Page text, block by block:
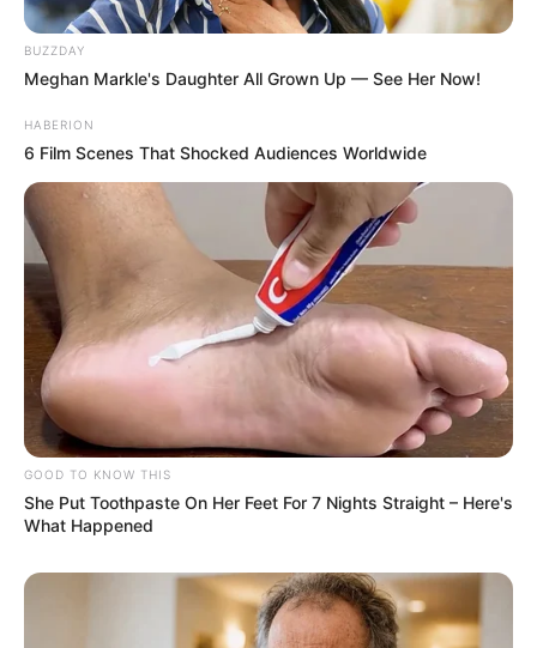
BUZZDAY
Meghan Markle's Daughter All Grown Up — See Her Now!
HABERION
6 Film Scenes That Shocked Audiences Worldwide
GOOD TO KNOW THIS
She Put Toothpaste On Her Feet For 7 Nights Straight – Here's
What Happened